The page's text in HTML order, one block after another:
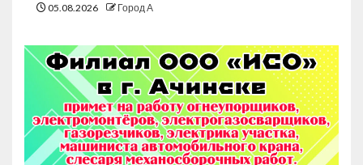
05.08.2026 Город А